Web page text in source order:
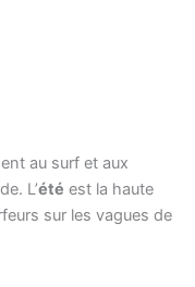
au surf et aux
L’été est la haute
sur les vagues de